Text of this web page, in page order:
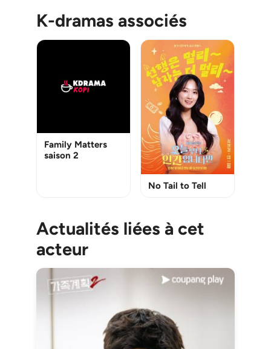
K-dramas associés
Family Matters
saison 2
No Tail to Tell
Actualités liées à cet
acteur